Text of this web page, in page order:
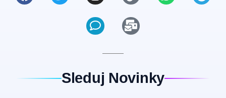
Sleduj Novinky